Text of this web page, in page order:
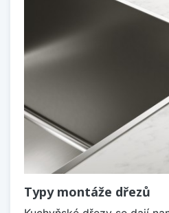
Typy montáže dřezů